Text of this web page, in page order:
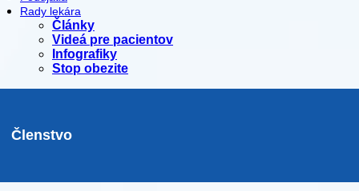
Rady lekára
Články
Videá pre pacientov
Infografiky
Stop obezite
Členstvo